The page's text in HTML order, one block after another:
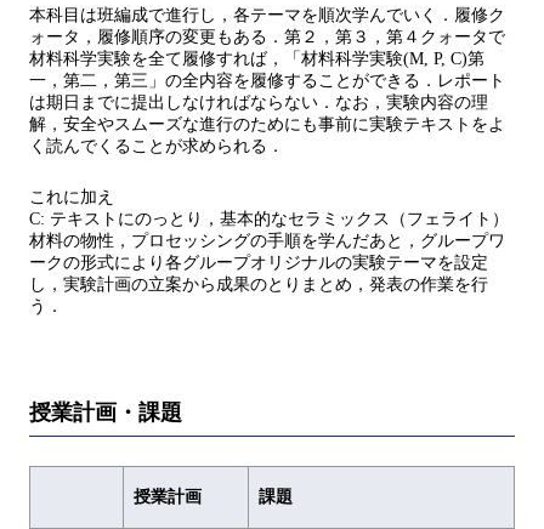
本科目は班編成で進行し，各テーマを順次学んでいく．履修ク
ォータ，履修順序の変更もある．第２，第３，第４クォータで
材料科学実験を全て履修すれば，「材料科学実験(M, P, C)第
一，第二，第三」の全内容を履修することができる．レポート
は期日までに提出しなければならない．なお，実験内容の理
解，安全やスムーズな進行のためにも事前に実験テキストをよ
く読んでくることが求められる．
これに加え
C: テキストにのっとり，基本的なセラミックス（フェライト）
材料の物性，プロセッシングの手順を学んだあと，グループワ
ークの形式により各グループオリジナルの実験テーマを設定
し，実験計画の立案から成果のとりまとめ，発表の作業を行
う．
授業計画・課題
授業計画 課題